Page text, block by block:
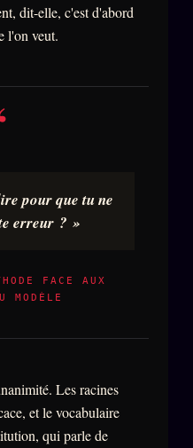
dit-elle, c'est d'abord
l'on veut.
pour que tu ne
erreur ? »
FACE AUX
MODÈLE
Les racines
et le vocabulaire
qui parle de